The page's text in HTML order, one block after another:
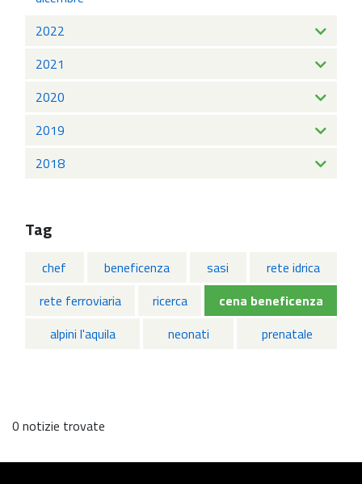
2022
2021
2020
2019
2018
Tag
chef beneficenza sasi
rete idrica
rete ferroviaria
ricerca
cena beneficenza
alpini l'aquila
neonati prenatale
0 notizie trovate